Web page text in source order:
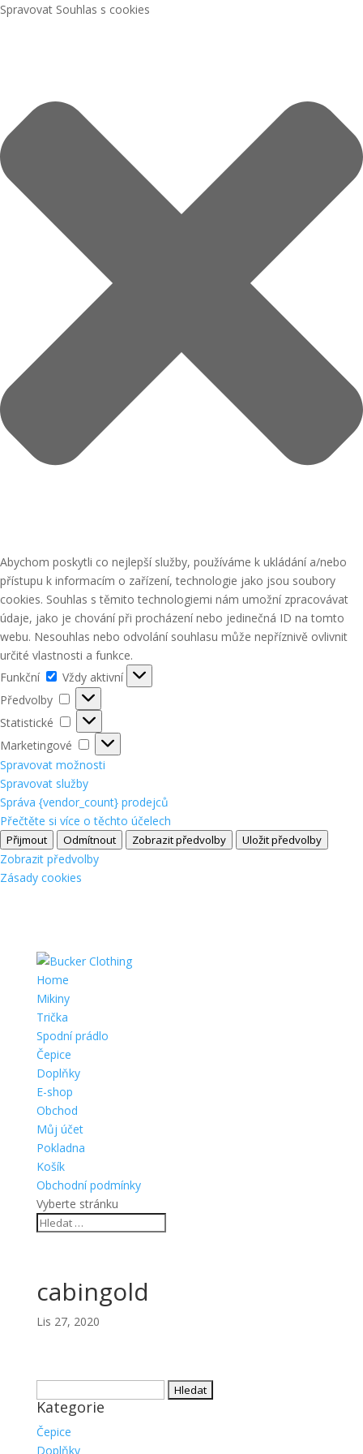
Spravovat Souhlas s cookies
Abychom poskytli co nejlepší služby, používáme k ukládání a/nebo
přístupu k informacím o zařízení, technologie jako jsou soubory
cookies. Souhlas s těmito technologiemi nám umožní zpracovávat
údaje, jako je chování při procházení nebo jedinečná ID na tomto
webu. Nesouhlas nebo odvolání souhlasu může nepříznivě ovlivnit
určité vlastnosti a funkce.
Funkční
Funkční
Vždy aktivní
Předvolby
Předvolby
Statistické
Statistické
Marketingové
Marketingové
Spravovat možnosti
Spravovat služby
Správa {vendor_count} prodejců
Přečtěte si více o těchto účelech
Přijmout Odmítnout Zobrazit předvolby Uložit předvolby
Zobrazit předvolby
Zásady cookies
Home
Mikiny
Trička
Spodní prádlo
Čepice
Doplňky
E-shop
Obchod
Můj účet
Pokladna
Košík
Obchodní podmínky
Vyberte stránku
cabingold
Lis 27, 2020
Kategorie
Čepice
Doplňky